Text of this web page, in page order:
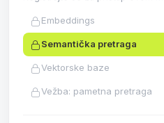
Embeddings
Semantička pretraga
Vektorske baze
Vežba: pametna pretraga